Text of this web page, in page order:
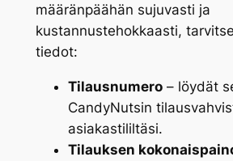
määränpäähän sujuvasti ja
kustannustehokkaasti,
tiedot:
Tilausnumero– löydät
CandyNutsin
asiakastililtäsi.
Tilauksen